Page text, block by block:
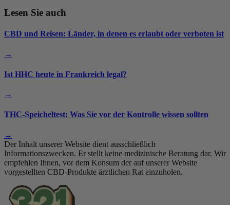
Lesen Sie auch
CBD und Reisen: Länder, in denen es erlaubt oder verboten ist
→
Ist HHC heute in Frankreich legal?
→
THC-Speicheltest: Was Sie vor der Kontrolle wissen sollten
→
Der Inhalt unserer Website dient ausschließlich
Informationszwecken. Er stellt keine medizinische Beratung dar. Wir
empfehlen Ihnen, vor dem Konsum der auf unserer Website
vorgestellten CBD-Produkte ärztlichen Rat einzuholen.